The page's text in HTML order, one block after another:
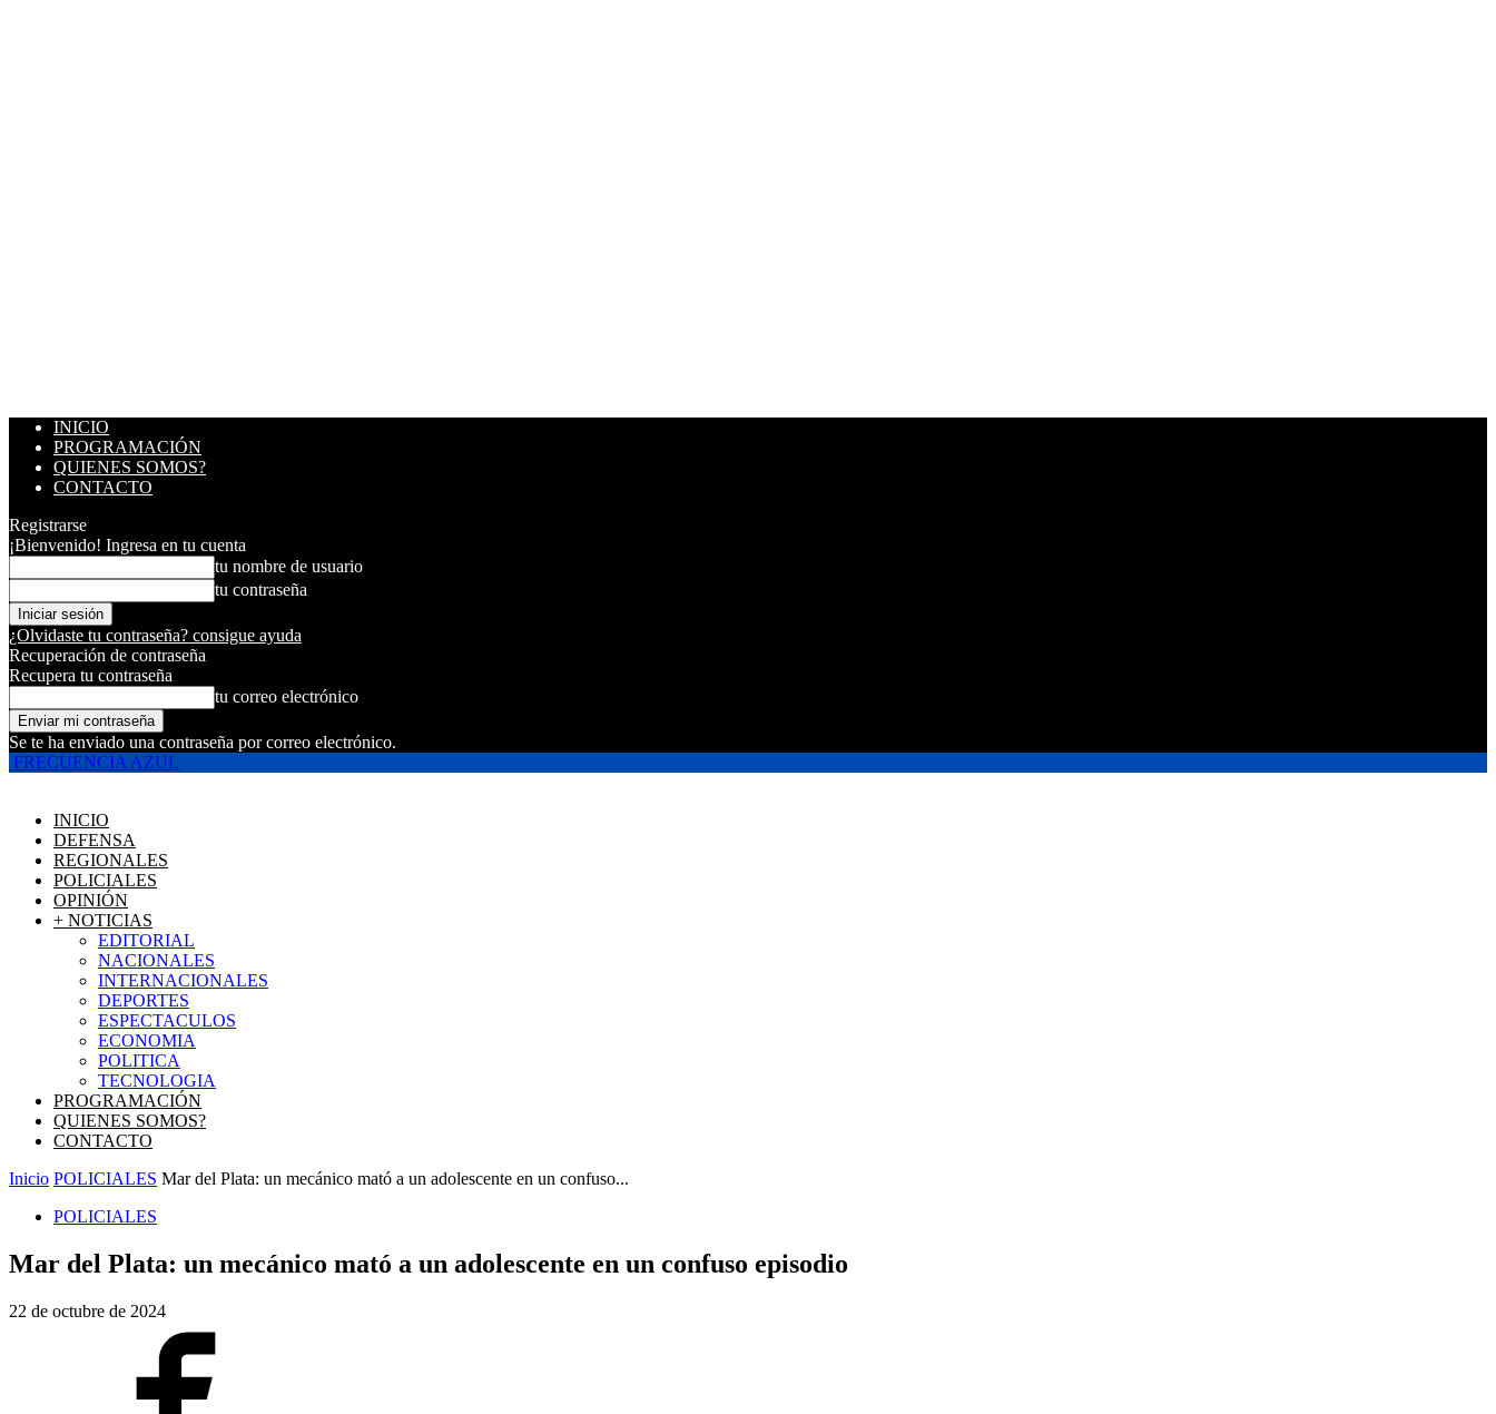
INICIO
PROGRAMACIÓN
QUIENES SOMOS?
CONTACTO
Registrarse
¡Bienvenido! Ingresa en tu cuenta
tu nombre de usuario
tu contraseña
¿Olvidaste tu contraseña? consigue ayuda
Recuperación de contraseña
Recupera tu contraseña
tu correo electrónico
Se te ha enviado una contraseña por correo electrónico.
FRECUENCIA AZUL
INICIO
DEFENSA
REGIONALES
POLICIALES
OPINIÓN
+ NOTICIAS
EDITORIAL
NACIONALES
INTERNACIONALES
DEPORTES
ESPECTACULOS
ECONOMIA
POLITICA
TECNOLOGIA
PROGRAMACIÓN
QUIENES SOMOS?
CONTACTO
Inicio POLICIALES Mar del Plata: un mecánico mató a un adolescente en un confuso...
POLICIALES
Mar del Plata: un mecánico mató a un adolescente en un confuso episodio
22 de octubre de 2024